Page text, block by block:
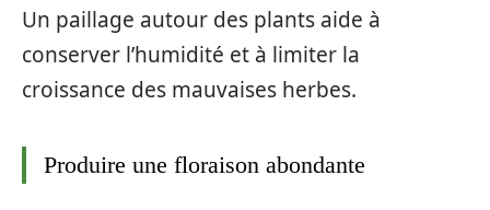
Un paillage autour des plants aide à
conserver l’humidité et à limiter la
croissance des mauvaises herbes.
Produire une floraison abondante